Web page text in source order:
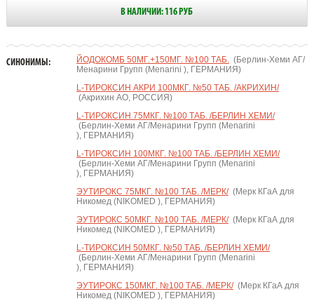
В НАЛИЧИИ: 116 РУБ
СИНОНИМЫ: ЙОДОКОМБ 50МГ.+150МГ. №100 ТАБ.(Берлин-Хеми АГ/
Менарини Групп (Menarini ), ГЕРМАНИЯ)
L-ТИРОКСИН АКРИ 100МКГ. №50 ТАБ. /АКРИХИН/
(Акрихин АО, РОССИЯ)
L-ТИРОКСИН 75МКГ. №100 ТАБ. /БЕРЛИН ХЕМИ/
(Берлин-Хеми АГ/Менарини Групп (Menarini
), ГЕРМАНИЯ)
L-ТИРОКСИН 100МКГ. №100 ТАБ. /БЕРЛИН ХЕМИ/
(Берлин-Хеми АГ/Менарини Групп (Menarini
), ГЕРМАНИЯ)
ЭУТИРОКС 75МКГ. №100 ТАБ. /МЕРК/(Мерк КГаА для
Никомед (NIKOMED ), ГЕРМАНИЯ)
ЭУТИРОКС 50МКГ. №100 ТАБ. /МЕРК/(Мерк КГаА для
Никомед (NIKOMED ), ГЕРМАНИЯ)
L-ТИРОКСИН 50МКГ. №50 ТАБ. /БЕРЛИН ХЕМИ/
(Берлин-Хеми АГ/Менарини Групп (Menarini
), ГЕРМАНИЯ)
ЭУТИРОКС 150МКГ. №100 ТАБ. /МЕРК/(Мерк КГаА для
Никомед (NIKOMED ), ГЕРМАНИЯ)